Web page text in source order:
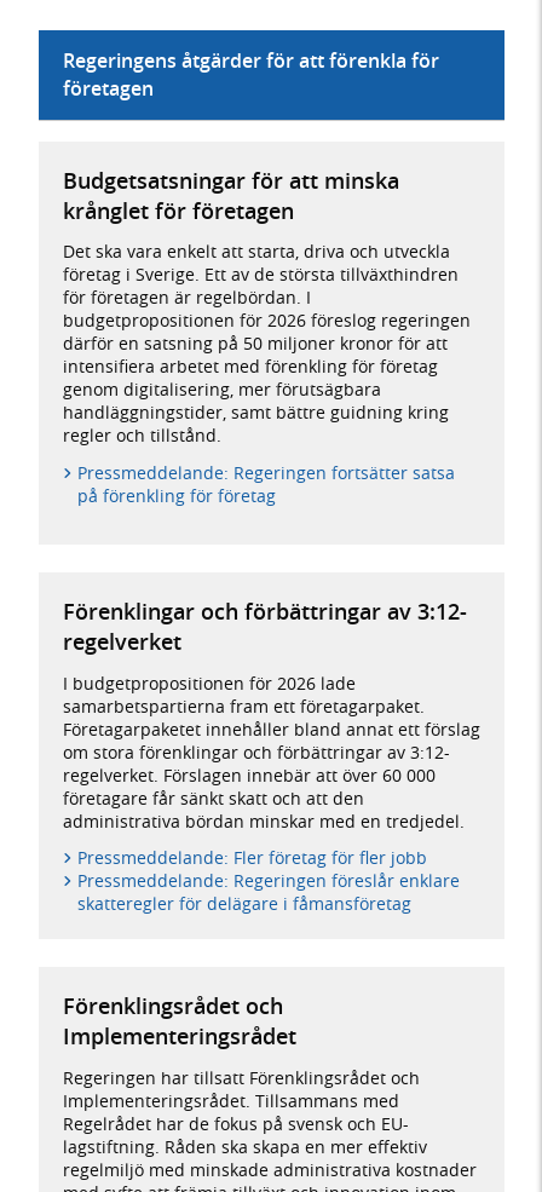
Regeringens åtgärder för att förenkla för
företagen
Budgetsatsningar för att minska
krånglet för företagen
Det ska vara enkelt att starta, driva och utveckla
företag i Sverige. Ett av de största tillväxthindren
för företagen är regelbördan. I
budgetpropositionen för 2026 föreslog regeringen
därför en satsning på 50 miljoner kronor för att
intensifiera arbetet med förenkling för företag
genom digitalisering, mer förutsägbara
handläggningstider, samt bättre guidning kring
regler och tillstånd.
Pressmeddelande: Regeringen fortsätter satsa
på förenkling för företag
Förenklingar och förbättringar av 3:12-
regelverket
I budgetpropositionen för 2026 lade
samarbetspartierna fram ett företagarpaket.
Företagarpaketet innehåller bland annat ett förslag
om stora förenklingar och förbättringar av 3:12-
regelverket. Förslagen innebär att över 60 000
företagare får sänkt skatt och att den
administrativa bördan minskar med en tredjedel.
Pressmeddelande: Fler företag för fler jobb
Pressmeddelande: Regeringen föreslår enklare
skatteregler för delägare i fåmansföretag
Förenklingsrådet och
Implementeringsrådet
Regeringen har tillsatt Förenklingsrådet och
Implementeringsrådet. Tillsammans med
Regelrådet har de fokus på svensk och EU-
lagstiftning. Råden ska skapa en mer effektiv
regelmiljö med minskade administrativa kostnader